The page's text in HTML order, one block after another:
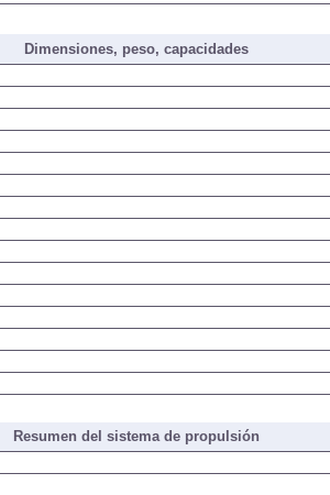
Dimensiones, peso, capacidades
Resumen del sistema de propulsión